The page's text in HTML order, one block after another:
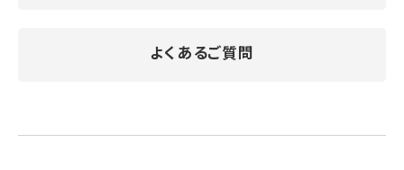
よくあるご質問